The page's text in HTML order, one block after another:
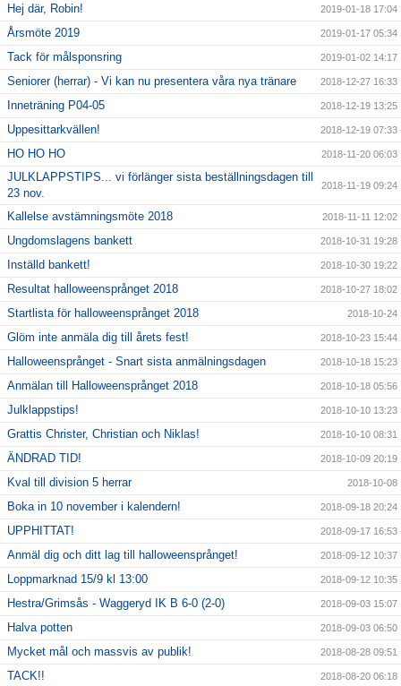
Hej där, Robin! 2019-01-18 17:04
Årsmöte 2019 2019-01-17 05:34
Tack för målsponsring 2019-01-02 14:17
Seniorer (herrar) - Vi kan nu presentera våra nya tränare 2018-12-27 16:33
Inneträning P04-05 2018-12-19 13:25
Uppesittarkvällen! 2018-12-19 07:33
HO HO HO 2018-11-20 06:03
JULKLAPPSTIPS... vi förlänger sista beställningsdagen till
23 nov.
2018-11-19 09:24
Kallelse avstämningsmöte 2018 2018-11-11 12:02
Ungdomslagens bankett 2018-10-31 19:28
Inställd bankett! 2018-10-30 19:22
Resultat halloweensprånget 2018 2018-10-27 18:02
Startlista för halloweensprånget 2018 2018-10-24
Glöm inte anmäla dig till årets fest! 2018-10-23 15:44
Halloweensprånget - Snart sista anmälningsdagen 2018-10-18 15:23
Anmälan till Halloweensprånget 2018 2018-10-18 05:56
Julklappstips! 2018-10-10 13:23
Grattis Christer, Christian och Niklas! 2018-10-10 08:31
ÄNDRAD TID! 2018-10-09 20:19
Kval till division 5 herrar 2018-10-08
Boka in 10 november i kalendern! 2018-09-18 20:24
UPPHITTAT! 2018-09-17 16:53
Anmäl dig och ditt lag till halloweensprånget! 2018-09-12 10:37
Loppmarknad 15/9 kl 13:00 2018-09-12 10:35
Hestra/Grimsås - Waggeryd IK B 6-0 (2-0) 2018-09-03 15:07
Halva potten 2018-09-03 06:50
Mycket mål och massvis av publik! 2018-08-28 09:51
TACK!! 2018-08-20 06:18